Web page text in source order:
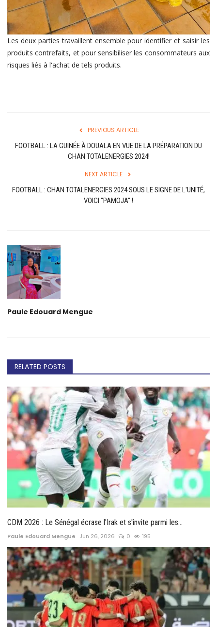
Les deux parties travaillent ensemble pour identifier et saisir les
produits contrefaits, et pour sensibiliser les consommateurs aux
risques liés à l'achat de tels produits.
PREVIOUS ARTICLE
FOOTBALL : LA GUINÉE À DOUALA EN VUE DE LA PRÉPARATION DU
CHAN TOTALENERGIES 2024!
NEXT ARTICLE
FOOTBALL : CHAN TOTALENERGIES 2024 SOUS LE SIGNE DE L'UNITÉ,
VOICI "PAMOJA" !
Paule Edouard Mengue
RELATED POSTS
CDM 2026 : Le Sénégal écrase l'Irak et s'invite parmi les...
Paule Edouard Mengue Jun 26, 2026 0 195